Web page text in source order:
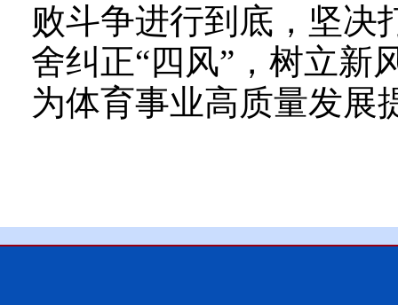
败斗争进行到底，坚决
舍纠正“四风”，树立新
为体育事业高质量发展